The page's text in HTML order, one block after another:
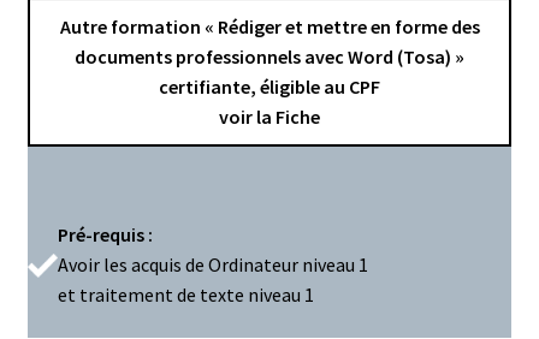
Autre formation « Rédiger et mettre en forme des
documents professionnels avec Word (Tosa) »
certifiante, éligible au CPF
voir la Fiche
Pré-requis :
Avoir les acquis de Ordinateur niveau 1
et traitement de texte niveau 1